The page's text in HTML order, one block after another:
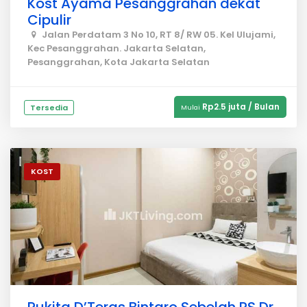
Cipulir
Jalan Perdatam 3 No 10, RT 8/ RW 05. Kel Ulujami,
Kec Pesanggrahan. Jakarta Selatan,
Pesanggrahan, Kota Jakarta Selatan
Tersedia Mulai Rp2.5 juta / Bulan
KOST